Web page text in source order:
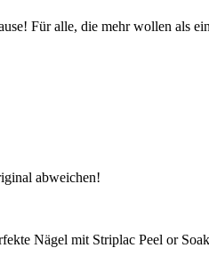
Für alle, die mehr wollen als
abweichen!
Nägel mit Striplac Peel or